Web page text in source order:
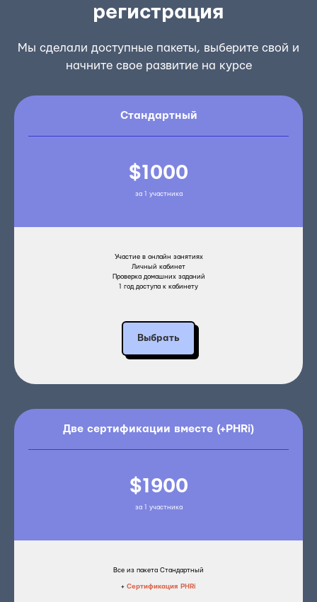
регистрация
Мы сделали доступные пакеты, выберите свой и
начните свое развитие на курсе
Стандартный
$1000
за 1 участника
Участие в онлайн занятиях
Личный кабинет
Проверка домашних заданий
1 год доступа к кабинету
Выбрать
Две сертификации вместе (+PHRi)
$1900
за 1 участника
Все из пакета Стандартный
+ Сертификация PHRi